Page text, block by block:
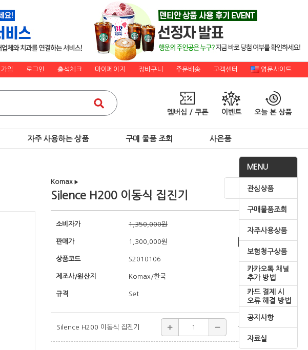
입 로그인 출석체크 마이페이지 장바구니 주문배송 고객센터 영문사이트
멤버십 / 쿠폰 이벤트 오늘 본 상품
자주 사용하는 상품 구매 물품 조회 사은품
MENU
관심상품
구매물품조회
자주사용상품
보험청구상품
카카오톡 채널
추가 방법
카드 결제 시
오류 해결 방법
공지사항
자료실
Komax ▶
Silence H200 이동식 집진기
소비자가 1,350,000원
판매가 1,300,000원 쇼핑혜택
상품코드 S2010106
제조사/원산지 Komax /한국
규격 Set
Silence H200 이동식 집진기 1,300,000원